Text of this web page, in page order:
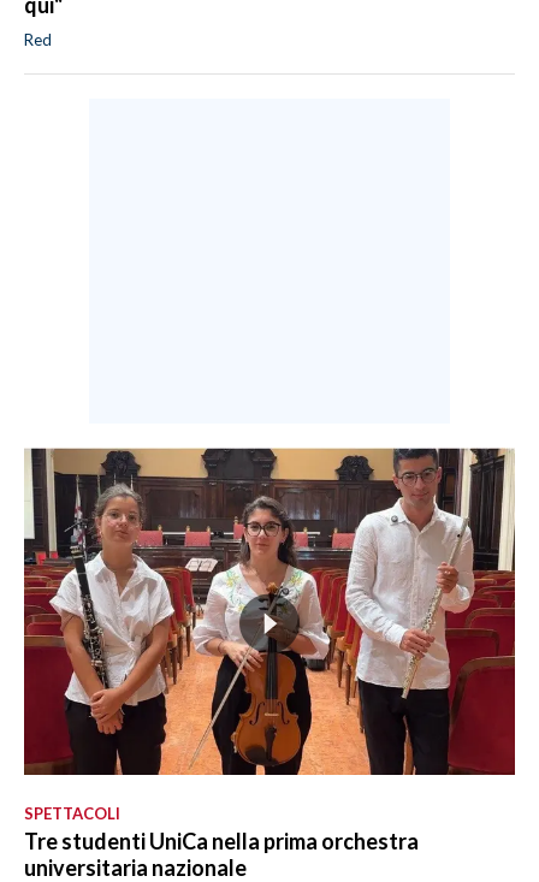
Red
SPETTACOLI
Tre studenti UniCa nella prima orchestra
universitaria nazionale